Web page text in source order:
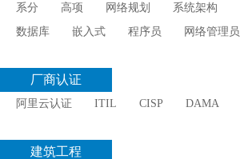
系分 高项 网络规划 系统架构
数据库
嵌入式 程序员 网络管理员
厂商认证
阿里云认证 ITIL CISP DAMA
建筑工程